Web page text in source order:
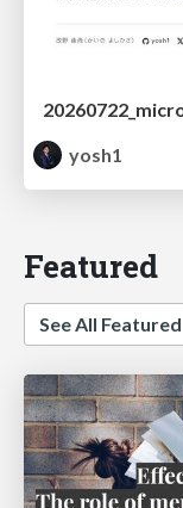
yosh1
Featured
See All Featured